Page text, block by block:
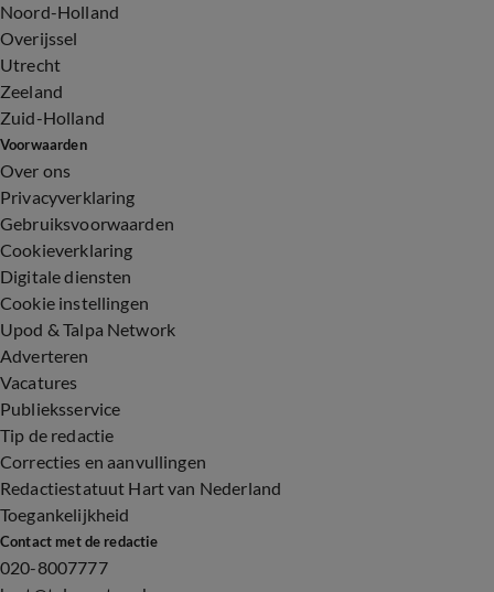
Noord-Holland
Overijssel
Utrecht
Zeeland
Zuid-Holland
Voorwaarden
Over ons
Privacyverklaring
Gebruiksvoorwaarden
Cookieverklaring
Digitale diensten
Cookie instellingen
Upod & Talpa Network
Adverteren
Vacatures
Publieksservice
Tip de redactie
Correcties en aanvullingen
Redactiestatuut Hart van Nederland
Toegankelijkheid
Contact met de redactie
020-8007777